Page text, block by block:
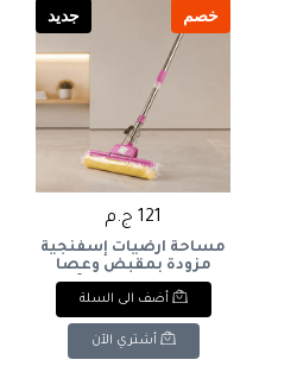
خصم جديد
121 ج.م
مساحة أرضيات إسفنجية
مزودة بمقبض وعصا
استانلس ستيل وآلية
عصر يدوية (لون وردي). & :
Pink Sponge Roller Mop
with Stainless Steel
Handle & Self-Wringing
أضف الى السلة
أشتري الآن